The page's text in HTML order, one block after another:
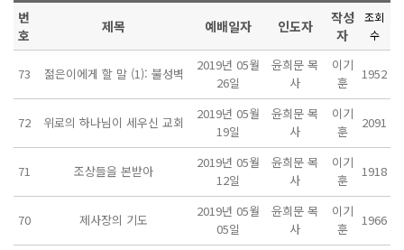
번
호
제목 예배일자 인도자
작성
자
조회
수
73 젊은이에게 할 말 (1): 불성벽
2019년 05월
26일
윤희문 목
사
이기
훈
1952
72 위로의 하나님이 세우신 교회
2019년 05월
19일
윤희문 목
사
이기
훈
2091
71 조상들을 본받아
2019년 05월
12일
윤희문 목
사
이기
훈
1918
70 제사장의 기도
2019년 05월
05일
윤희문 목
사
이기
훈
1966